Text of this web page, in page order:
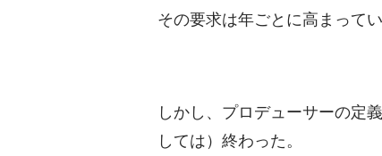
その要求は年ごとに高まってい
しかし、プロデューサーの定
しては）終わった。